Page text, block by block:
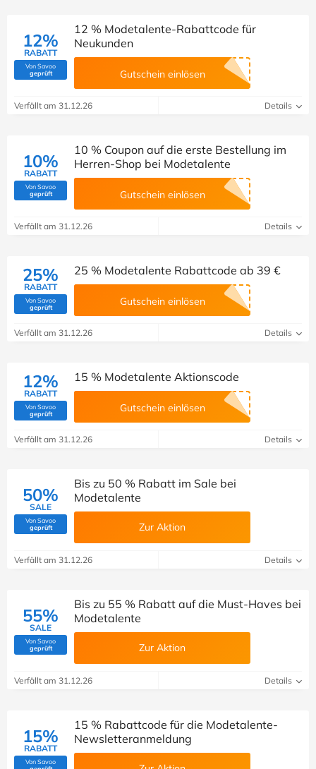
12%
RABATT
Von Savoo
geprüft(Von Savoo geprüft)
12 % Modetalente-Rabattcode für
Neukunden
Gutschein einlösen
Verfällt am 31.12.26 Details
10%
RABATT
Von Savoo
geprüft(Von Savoo geprüft)
10 % Coupon auf die erste Bestellung im
Herren-Shop bei Modetalente
Gutschein einlösen
Verfällt am 31.12.26 Details
25%
RABATT
Von Savoo
geprüft(Von Savoo geprüft)
25 % Modetalente Rabattcode ab 39 €
Gutschein einlösen
Verfällt am 31.12.26 Details
12%
RABATT
Von Savoo
geprüft(Von Savoo geprüft)
15 % Modetalente Aktionscode
Gutschein einlösen
Verfällt am 31.12.26 Details
50%
SALE
Von Savoo
geprüft(Von Savoo geprüft)
Bis zu 50 % Rabatt im Sale bei
Modetalente
Zur Aktion
Verfällt am 31.12.26 Details
55%
SALE
Von Savoo
geprüft(Von Savoo geprüft)
Bis zu 55 % Rabatt auf die Must-Haves bei
Modetalente
Zur Aktion
Verfällt am 31.12.26 Details
15%
RABATT
Von Savoo
(Von Savoo geprüft)
15 % Rabattcode für die Modetalente-
Newsletteranmeldung